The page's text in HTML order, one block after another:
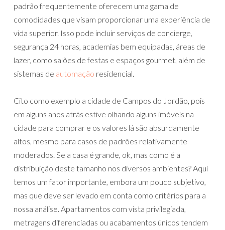
padrão frequentemente oferecem uma gama de
comodidades que visam proporcionar uma experiência de
vida superior. Isso pode incluir serviços de concierge,
segurança 24 horas, academias bem equipadas, áreas de
lazer, como salões de festas e espaços gourmet, além de
sistemas de automação residencial.
Cito como exemplo a cidade de Campos do Jordão, pois
em alguns anos atrás estive olhando alguns imóveis na
cidade para comprar e os valores lá são absurdamente
altos, mesmo para casos de padrões relativamente
moderados. Se a casa é grande, ok, mas como é a
distribuição deste tamanho nos diversos ambientes? Aqui
temos um fator importante, embora um pouco subjetivo,
mas que deve ser levado em conta como critérios para a
nossa análise. Apartamentos com vista privilegiada,
metragens diferenciadas ou acabamentos únicos tendem